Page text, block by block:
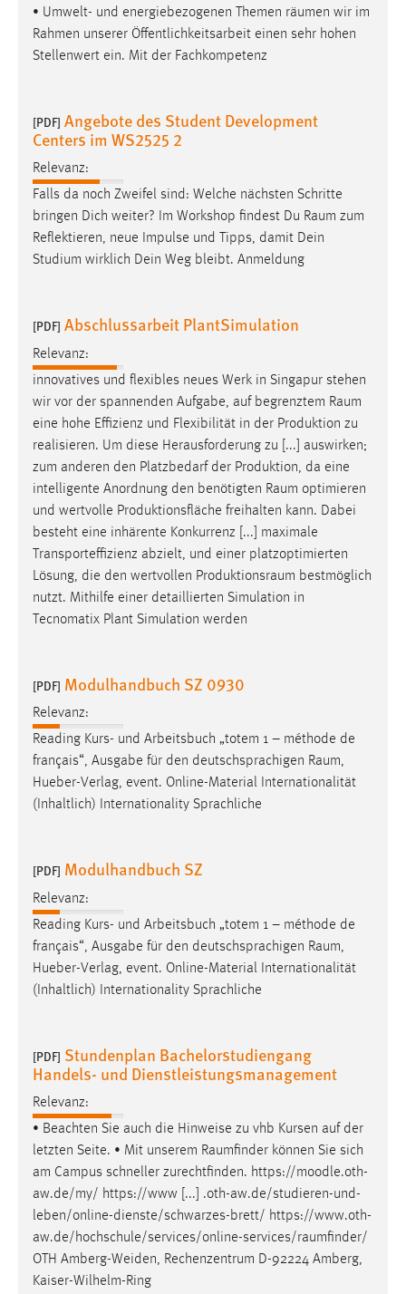
• Umwelt- und energiebezogenen Themen räumen wir im
Rahmen unserer Öffentlichkeitsarbeit einen sehr hohen
Stellenwert ein. Mit der Fachkompetenz
[PDF] Angebote des Student Development
Centers im WS2525 2
Relevanz:
Falls da noch Zweifel sind: Welche nächsten Schritte
bringen Dich weiter? Im Workshop findest Du Raum zum
Reflektieren, neue Impulse und Tipps, damit Dein
Studium wirklich Dein Weg bleibt. Anmeldung
[PDF] Abschlussarbeit PlantSimulation
Relevanz:
innovatives und flexibles neues Werk in Singapur stehen
wir vor der spannenden Aufgabe, auf begrenztem Raum
eine hohe Effizienz und Flexibilität in der Produktion zu
realisieren. Um diese Herausforderung zu [...] auswirken;
zum anderen den Platzbedarf der Produktion, da eine
intelligente Anordnung den benötigten Raum optimieren
und wertvolle Produktionsfläche freihalten kann. Dabei
besteht eine inhärente Konkurrenz [...] maximale
Transporteffizienz abzielt, und einer platzoptimierten
Lösung, die den wertvollen Produktionsraum bestmöglich
nutzt. Mithilfe einer detaillierten Simulation in
Tecnomatix Plant Simulation werden
[PDF] Modulhandbuch SZ 0930
Relevanz:
Reading Kurs- und Arbeitsbuch „totem 1 – méthode de
français“, Ausgabe für den deutschsprachigen Raum,
Hueber-Verlag, event. Online-Material Internationalität
(Inhaltlich) Internationality Sprachliche
[PDF] Modulhandbuch SZ
Relevanz:
Reading Kurs- und Arbeitsbuch „totem 1 – méthode de
français“, Ausgabe für den deutschsprachigen Raum,
Hueber-Verlag, event. Online-Material Internationalität
(Inhaltlich) Internationality Sprachliche
[PDF] Stundenplan Bachelorstudiengang
Handels- und Dienstleistungsmanagement
Relevanz:
• Beachten Sie auch die Hinweise zu vhb Kursen auf der
letzten Seite. • Mit unserem Raumfinder können Sie sich
am Campus schneller zurechtfinden. https://moodle.oth-
aw.de/my/ https://www [...] .oth-aw.de/studieren-und-
leben/online-dienste/schwarzes-brett/ https://www.oth-
aw.de/hochschule/services/online-services/raumfinder/
OTH Amberg-Weiden, Rechenzentrum D-92224 Amberg,
Kaiser-Wilhelm-Ring